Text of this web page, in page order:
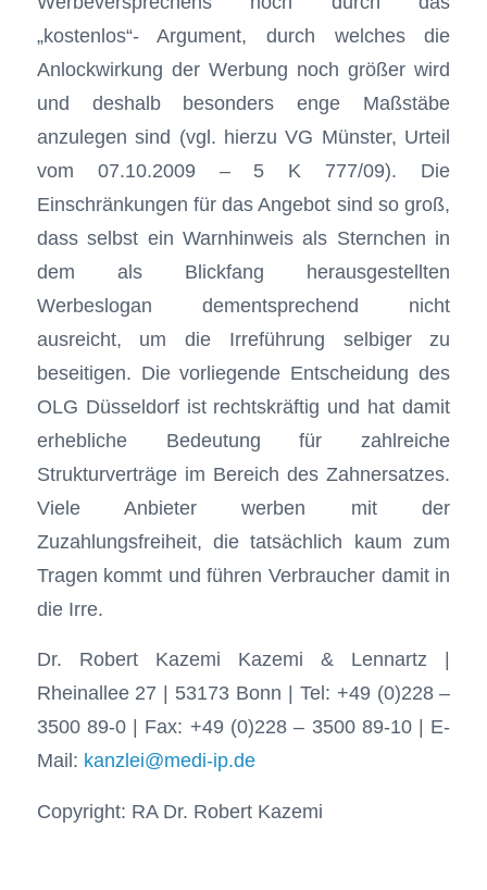
Dr. Robert Kazemi Kazemi & Lennartz |
Rheinallee 27 | 53173 Bonn | Tel: +49 (0)228 –
3500 89-0 | Fax: +49 (0)228 – 3500 89-10 | E-
Mail: kanzlei@medi-ip.de
Copyright: RA Dr. Robert Kazemi